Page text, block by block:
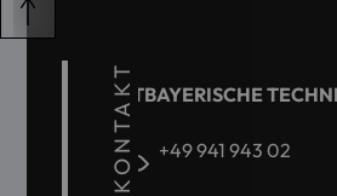
KONTAKT
OSTBAYERISCHE
+49 941 943 02